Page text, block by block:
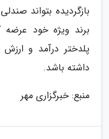
بازگردیده بتواند
برند ویژه خود
پلدختر درآمد و
داشته باشد.
منبع: خبرگزاری مهر